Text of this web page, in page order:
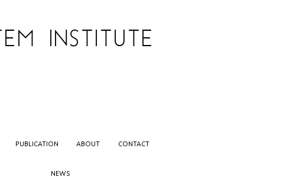
INSTITUTE
PUBLICATION ABOUT CONTACT
NEWS